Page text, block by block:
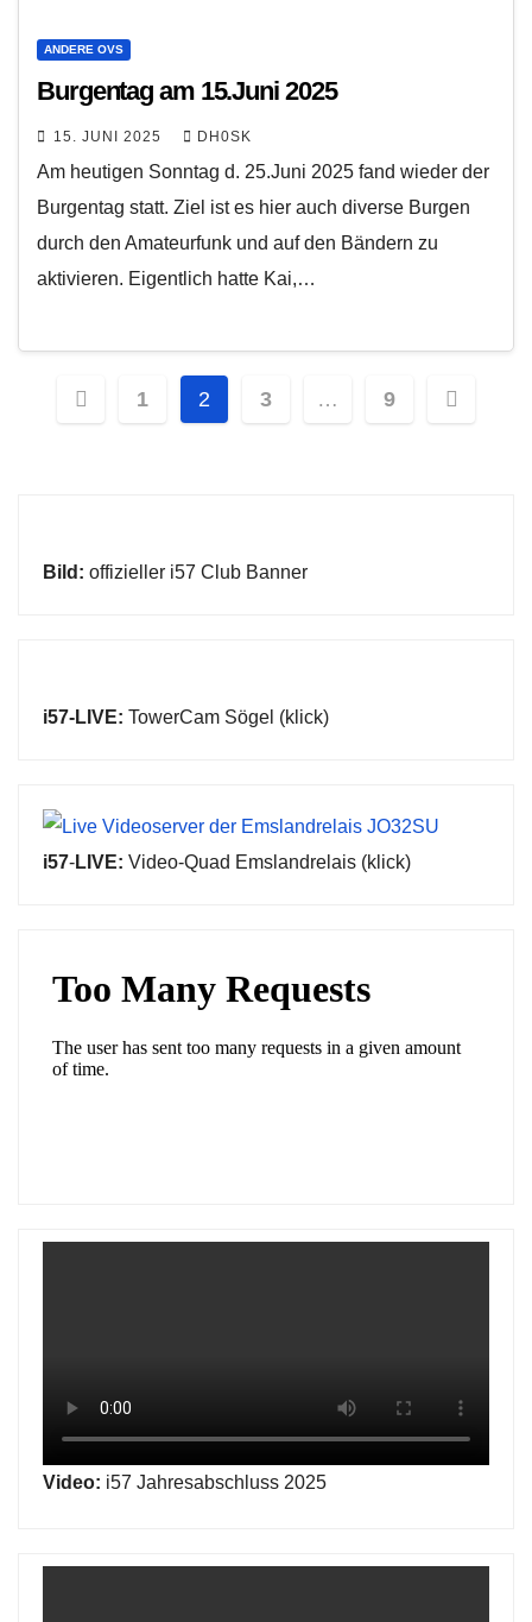
ANDERE OVS
Burgentag am 15.Juni 2025
15. JUNI 2025 DH0SK
Am heutigen Sonntag d. 25.Juni 2025 fand wieder der
Burgentag statt. Ziel ist es hier auch diverse Burgen
durch den Amateurfunk und auf den Bändern zu
aktivieren. Eigentlich hatte Kai,…
Seitennummerierung
1 2 3 … 9
Bild: offizieller i57 Club Banner
i57-LIVE: TowerCam Sögel (klick)
i57-LIVE: Video-Quad Emslandrelais (klick)
Video: i57 Jahresabschluss 2025